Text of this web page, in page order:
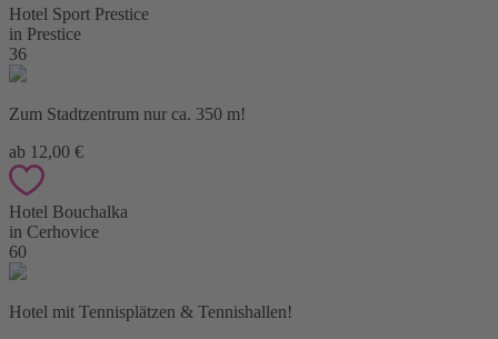
Hotel Sport Prestice
in Prestice
36
Zum Stadtzentrum nur ca. 350 m!
ab 12,00 €
Hotel Bouchalka
in Cerhovice
60
Hotel mit Tennisplätzen & Tennishallen!